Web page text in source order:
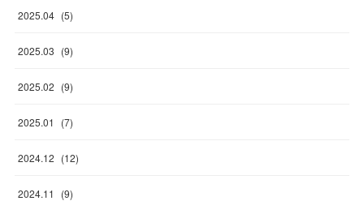
2025.04 (5)
2025.03 (9)
2025.02 (9)
2025.01 (7)
2024.12 (12)
2024.11 (9)